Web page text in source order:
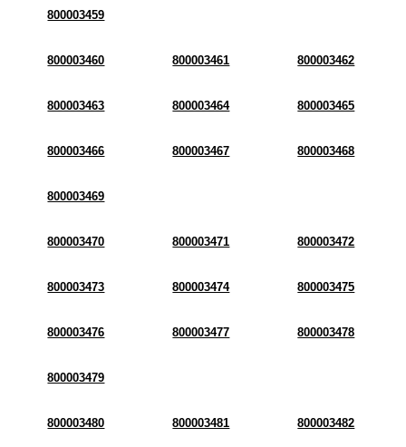
800003459
800003460 800003461 800003462
800003463 800003464 800003465
800003466 800003467 800003468
800003469
800003470 800003471 800003472
800003473 800003474 800003475
800003476 800003477 800003478
800003479
800003480 800003481 800003482